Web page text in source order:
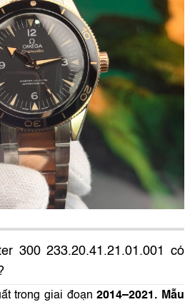
300 233.20.41.21.01.001 có
trong giai đoạn2014–2021. Mẫu